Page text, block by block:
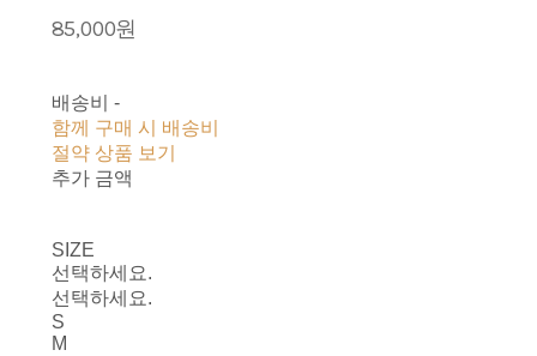
85,000원
배송비 -
함께 구매 시 배송비
절약 상품 보기
추가 금액
SIZE
선택하세요.
선택하세요.
S
M